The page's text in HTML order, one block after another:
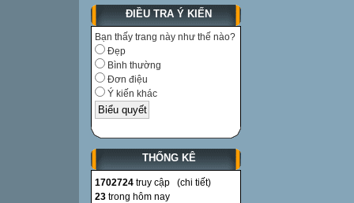
ĐIỀU TRA Ý KIẾN
Bạn thấy trang này như thế nào?
Đẹp
Bình thường
Đơn điệu
Ý kiến khác
THỐNG KÊ
1702724 truy cập (chi tiết)
23 trong hôm nay